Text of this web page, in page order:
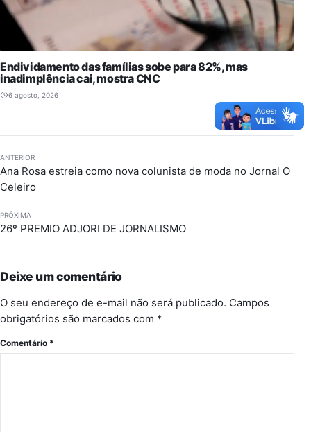
Endividamento das famílias sobe para 82%, mas
inadimplência cai, mostra CNC
6 agosto, 2026
ANTERIOR
Ana Rosa estreia como nova colunista de moda no Jornal O
Celeiro
PRÓXIMA
26º PREMIO ADJORI DE JORNALISMO
Deixe um comentário
O seu endereço de e-mail não será publicado. Campos
obrigatórios são marcados com *
Comentário *